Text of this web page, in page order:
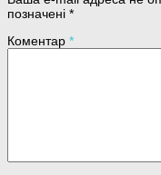
позначені *
Коментар *